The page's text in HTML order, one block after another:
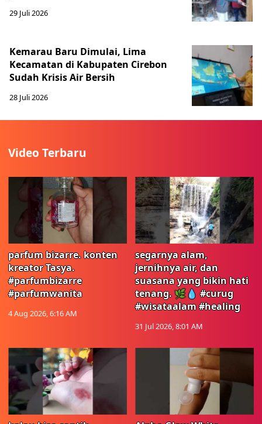
29 Juli 2026
Kemarau Baru Dimulai, Lima
Kecamatan di Kabupaten Cirebon
Sudah Krisis Air Bersih
28 Juli 2026
Video Terbaru
parfum bizarre. konten
kreator Tasya.
#parfumbizarre
#parfumwanita
4 Aug 2026, 6:16 AM
segarnya alam,
jernihnya air, dan
suasana yang bikin hati
tenang. 🌿💧 #curug
#wisataalam #healing
31 Jul 2026, 8:01 AM